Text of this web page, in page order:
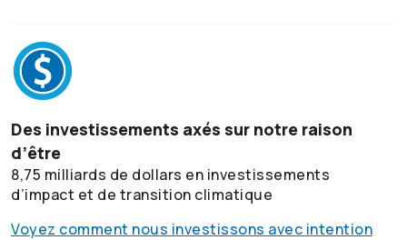
Des investissements axés sur notre raison
d’être
8,75 milliards de dollars en investissements
d’impact et de transition climatique
Voyez comment nous investissons avec intention